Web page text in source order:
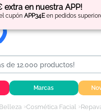
extra en nuestra APP!
cupón APP34Een pedidos
y obténpuntos por tus
Marcas
Cosmética Facial